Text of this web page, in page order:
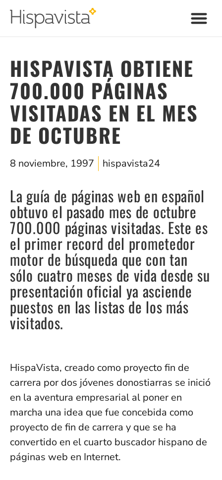
HISPAVISTA OBTIENE
700.000 PÁGINAS
VISITADAS EN EL MES
DE OCTUBRE
8 noviembre, 1997 hispavista24
La guía de páginas web en español
obtuvo el pasado mes de octubre
700.000 páginas visitadas. Este es
el primer record del prometedor
motor de búsqueda que con tan
sólo cuatro meses de vida desde su
presentación oficial ya asciende
puestos en las listas de los más
visitados.
HispaVista, creado como proyecto fin de
carrera por dos jóvenes donostiarras se inició
en la aventura empresarial al poner en
marcha una idea que fue concebida como
proyecto de fin de carrera y que se ha
convertido en el cuarto buscador hispano de
páginas web en Internet.